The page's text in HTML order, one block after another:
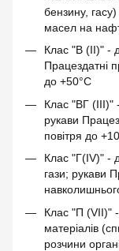
бензину,
масел на
Клас "В (II)" -
Працездатні
до +50°С
Клас "ВГ (III)" -
рукави
повітря до
Клас "Г(IV)" -
гази; рукави
Клас "П (VII)" -
матеріалів
розчини